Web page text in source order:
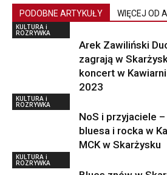
PODOBNE ARTYKUŁY WIĘCEJ OD
KULTURA i
ROZRYWKA
Arek Zawiliński
zagrają w
koncert w
2023
KULTURA i
ROZRYWKA
NoS i przyjaciele
bluesa i rocka w
MCK w Skarżysku
KULTURA i
ROZRYWKA